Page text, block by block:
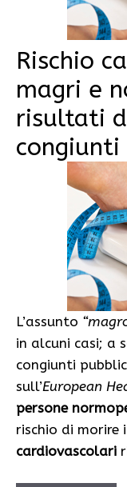
Rischio
magri e
risultati
congiunti
L’assunto
in alcuni casi; a
congiunti
sull’European
persone
rischio di morire
cardiovascolari